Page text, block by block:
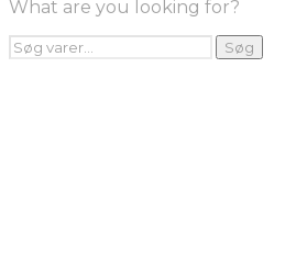
Returnering
FRA TV
Videoklip fra TV2
What are you looking for?
Søg
efter:
Søg